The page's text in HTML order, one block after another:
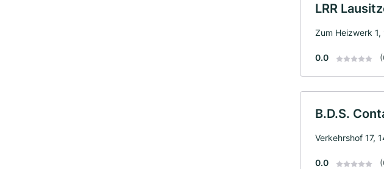
LRR
Zum Heizwerk
0.0
B.D.S.
Verkehrshof 17,
0.0